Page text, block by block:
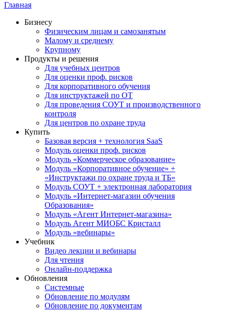
Главная
Бизнесу
Физическим лицам и самозанятым
Малому и среднему
Крупному
Продукты и решения
Для учебных центров
Для оценки проф. рисков
Для корпоративного обучения
Для инструктажей по ОТ
Для проведения СОУТ и производственного
контроля
Для центров по охране труда
Купить
Базовая версия + технология SaaS
Модуль оценки проф. рисков
Модуль «Коммерческое образование»
Модуль «Корпоративное обучение» +
«Инструктажи по охране труда и ТБ»
Модуль СОУТ + электронная лаборатория
Модуль «Интернет-магазин обучения
Образования»
Модуль «Агент Интернет-магазина»
Модуль Агент МИОБС Кристалл
Модуль «вебинары»
Учебник
Видео лекции и вебинары
Для чтения
Онлайн-поддержка
Обновления
Системные
Обновление по модулям
Обновление по документам